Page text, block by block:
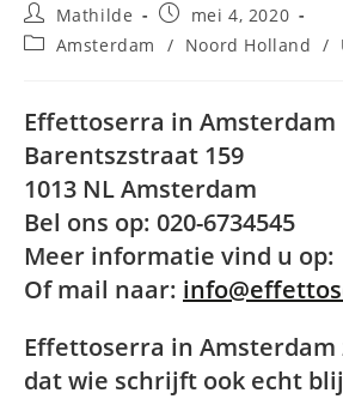
Bericht
auteur:
Mathilde
Bericht
gepubliceerd
op:
mei 4, 2020
Berichtcategorie:
Amsterdam / Noord Holland /
Effettoserra in Amsterdam
Barentszstraat 159
1013 NL Amsterdam
Bel ons op: 020-6734545
Meer informatie vind u op:
Of mail naar:
Effettoserra in
dat wie schrijft ook echt